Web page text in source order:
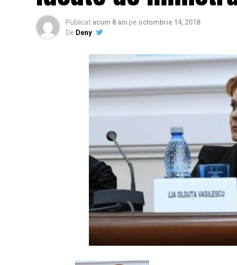
Publicat acum 8 ani pe octombrie 14, 2018
De Deny